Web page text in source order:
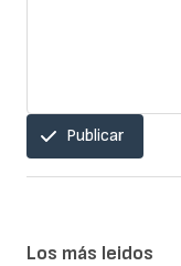
Publicar
Los más leidos